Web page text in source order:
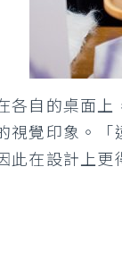
各自的桌面上
視覺印象。
此在設計上更